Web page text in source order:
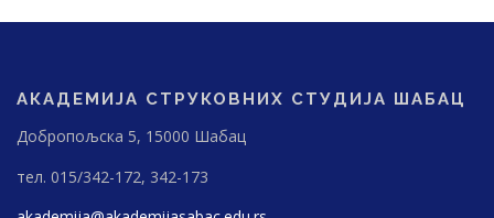
АКАДЕМИЈА СТРУКОВНИХ СТУДИЈА ШАБАЦ
Добропољска 5, 15000 Шабац
тел. 015/342-172, 342-173